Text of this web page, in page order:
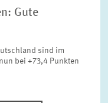
Gute
sind im
bei +73,4 Punkten